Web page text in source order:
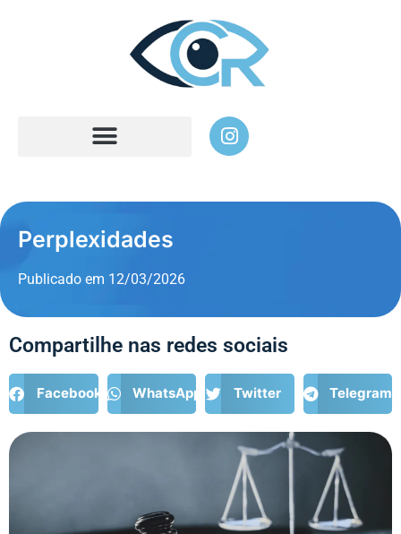
Perplexidades
Publicado em 12/03/2026
Compartilhe nas redes sociais
Facebook WhatsApp Twitter Telegram